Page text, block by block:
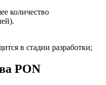
количество
в стадии разработки;
PON